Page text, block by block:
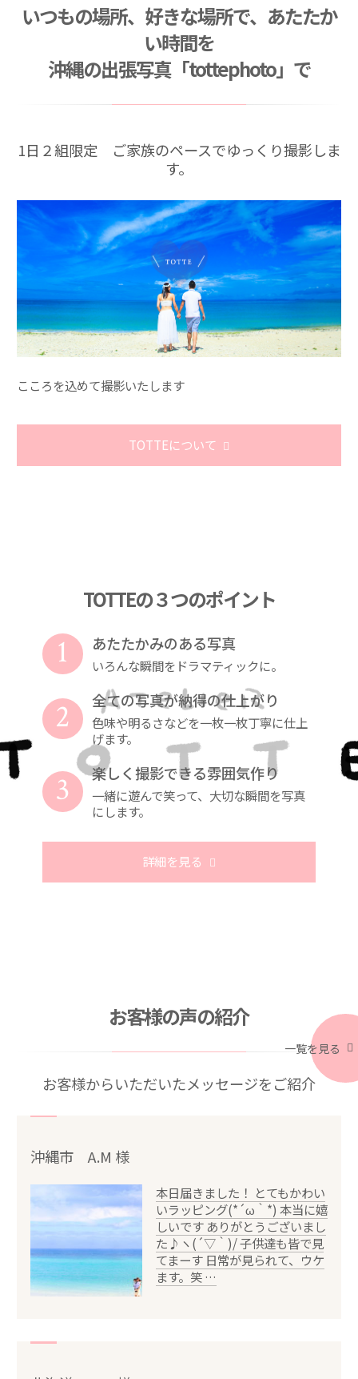
2026/03/09
臨時休業のお知らせ
ご卒業・ご入学記念撮影キャンペーン （2026年3
月〜4月）
いつもの場所、好きな場所で、あたたか
い時間を
沖縄の出張写真「tottephoto」で
1日２組限定 ご家族のペースでゆっくり撮影しま
す。
こころを込めて撮影いたします
TOTTEについて
TOTTEの３つのポイント
あたたかみのある写真
いろんな瞬間をドラマティックに。
1
全ての写真が納得の仕上がり
色味や明るさなどを一枚一枚丁寧に仕上
げます。
2
楽しく撮影できる雰囲気作り
一緒に遊んで笑って、大切な瞬間を写真
にします。
3
詳細を見る
お客様の声の紹介
お客様からいただいたメッセージをご紹介
一覧を見る
沖縄市 A.M 様
本日届きました！ とてもかわい
いラッピング(*´ω｀*) 本当に嬉
しいです ありがとうございまし
た♪ヽ(´▽｀)/ 子供達も皆で見
てまーす 日常が見られて、ウケ
ます。笑 …